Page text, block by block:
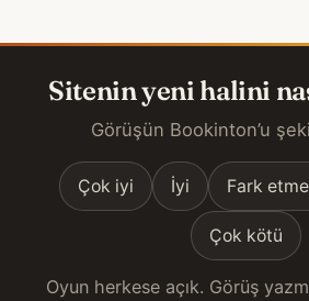
Sitenin yeni halini
Görüşün Bookinton’u
Çok iyi İyi Fark
Çok kötü
Oyun herkese açık. Görüş